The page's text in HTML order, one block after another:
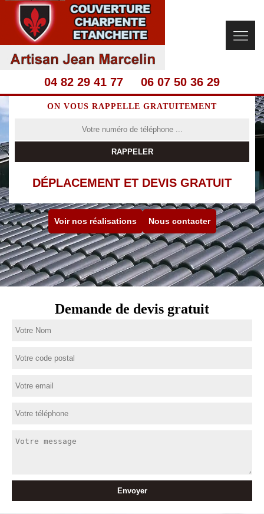
04 82 29 41 77 06 07 50 36 29
ON VOUS RAPPELLE GRATUITEMENT
DÉPLACEMENT ET DEVIS GRATUIT
Voir nos réalisations Nous contacter
Demande de devis gratuit